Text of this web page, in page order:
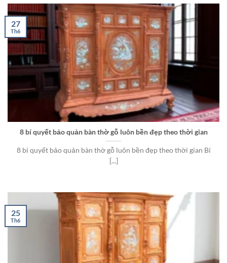
8 bí quyết bảo quản bàn thờ gỗ luôn bền đẹp theo thời gian
8 bí quyết bảo quản bàn thờ gỗ luôn bền đẹp theo thời gian Bí
[...]
27
Th6
25
Th6